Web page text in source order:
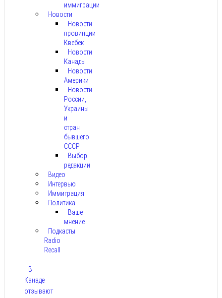
иммиграции
Новости
Новости
провинции
Квебек
Новости
Канады
Новости
Америки
Новости
России,
Украины
и
стран
бывшего
СССР
Выбор
редакции
Видео
Интервью
Иммиграция
Политика
Ваше
мнение
Подкасты
Radio
Recall
В
Канаде
отзывают